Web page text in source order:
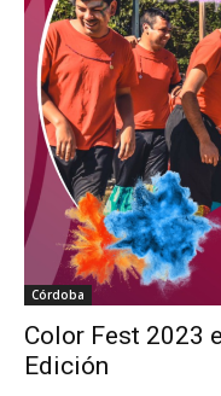
Córdoba
Color Fest 2023
Edición